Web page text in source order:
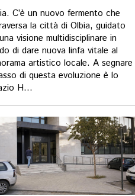
C’è un nuovo fermento che
la città di Olbia, guidato
visione multidisciplinare in
di dare nuova linfa vitale al
artistico locale. A segnare
di questa evoluzione è lo
H...